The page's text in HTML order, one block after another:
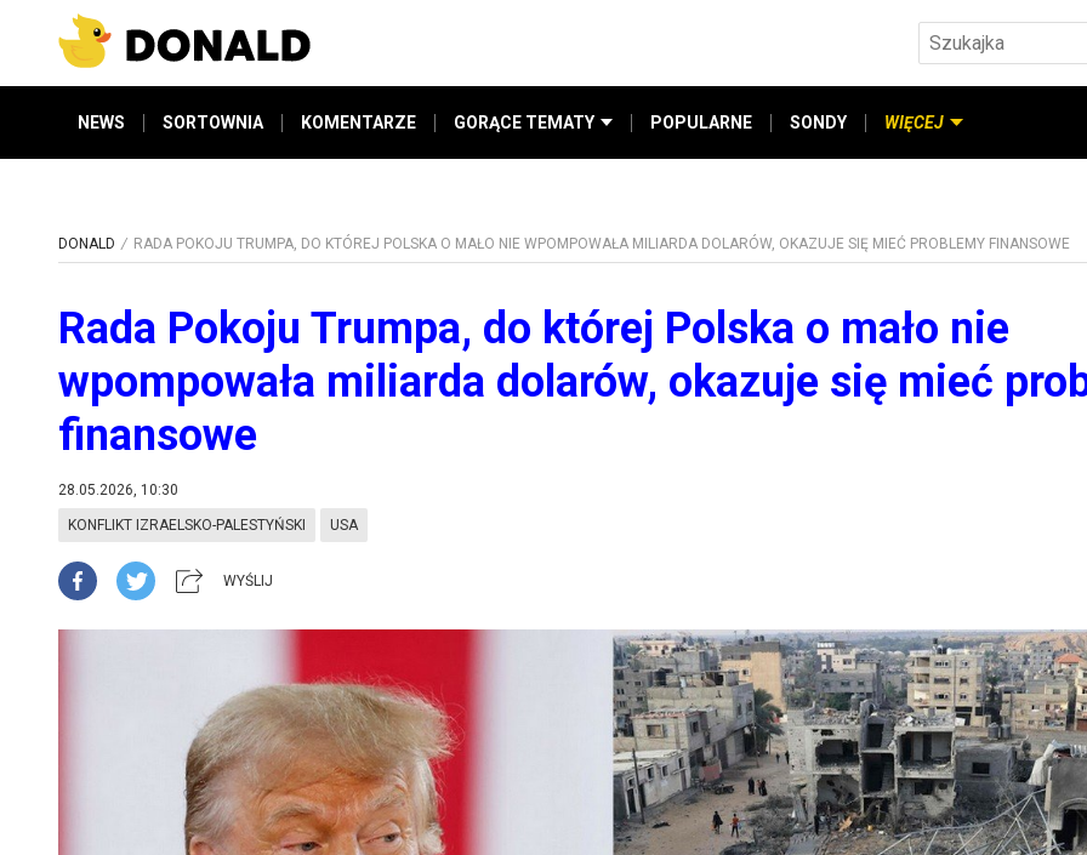
NEWS SORTOWNIA KOMENTARZE GORĄCE TEMATY POPULARNE SONDY WIĘCEJ
DONALD RADA POKOJU TRUMPA, DO KTÓREJ POLSKA O MAŁO NIE WPOMPOWAŁA MILIARDA DOLARÓW, OKAZUJE SIĘ MIEĆ PROBLEMY FINANSOWE
Rada Pokoju Trumpa, do której Polska o mało nie
wpompowała miliarda dolarów, okazuje się mieć
finansowe
28.05.2026, 10:30
KONFLIKT IZRAELSKO-PALESTYŃSKI USA
WYŚLIJ